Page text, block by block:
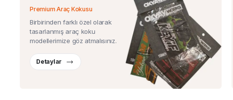
Premium Araç Kokusu
Birbirinden farklı özel olarak
tasarlanmış araç koku
modellerimize göz atmalısınız.
Detaylar